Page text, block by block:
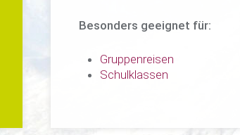
Besonders geeignet für:
Gruppenreisen
Schulklassen